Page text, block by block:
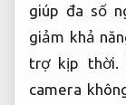
giúp đa số
giảm khả
trợ kịp thời.
camera